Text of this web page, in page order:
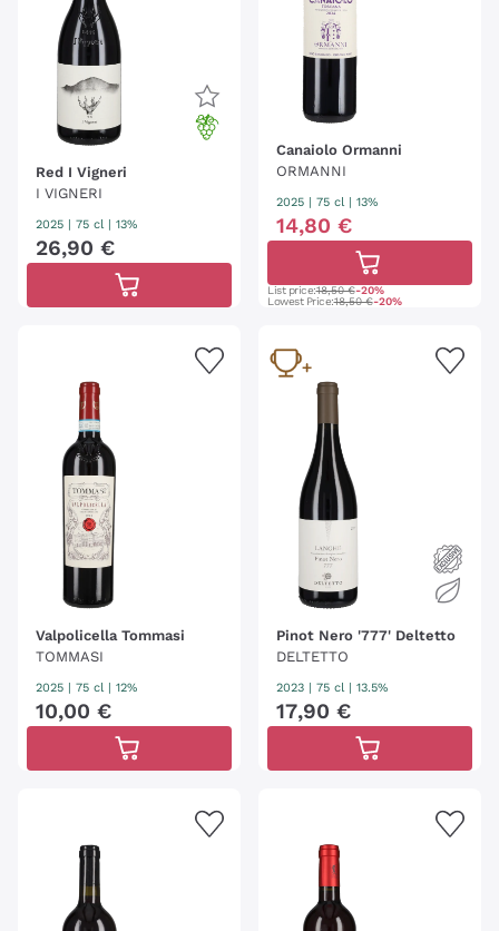
Red I Vigneri
I VIGNERI
2025 | 75 cl | 13%
26,90 €
Canaiolo Ormanni
ORMANNI
2025 | 75 cl | 13%
14,80 €
List price:18,50 €-20%
Lowest Price:18,50 €-20%
Valpolicella Tommasi
TOMMASI
2025 | 75 cl | 12%
10,00 €
Pinot Nero '777' Deltetto
DELTETTO
2023 | 75 cl | 13.5%
17,90 €